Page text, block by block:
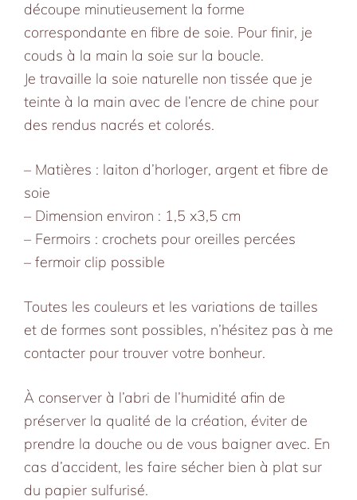
découpe minutieusement la forme
correspondante en fibre de soie. Pour finir, je
couds à la main la soie sur la boucle.
Je travaille la soie naturelle non tissée que je
teinte à la main avec de l’encre de chine pour
des rendus nacrés et colorés.
– Matières : laiton d’horloger, argent et fibre de
soie
– Dimension environ : 1,5 x3,5 cm
– Fermoirs : crochets pour oreilles percées
– fermoir clip possible
Toutes les couleurs et les variations de tailles
et de formes sont possibles, n’hésitez pas à me
contacter pour trouver votre bonheur.
À conserver à l’abri de l’humidité afin de
préserver la qualité de la création, éviter de
prendre la douche ou de vous baigner avec. En
cas d’accident, les faire sécher bien à plat sur
du papier sulfurisé.